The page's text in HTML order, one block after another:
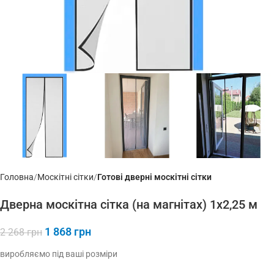
Головна Москітні сітки Готові дверні москітні сітки
Дверна москітна сітка (на магнітах) 1х2,25 м
2 268грн 1 868 грн
виробляємо під ваші розміри